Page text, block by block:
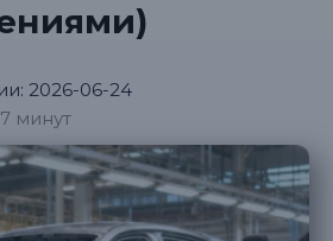
2026-06-24
минут